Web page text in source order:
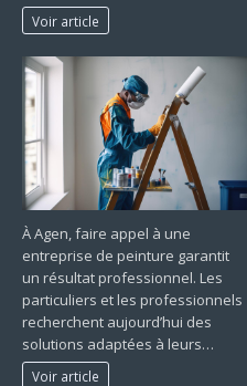
Voir article
À Agen, faire appel à une
entreprise de peinture garantit
un résultat professionnel. Les
particuliers et les professionnels
recherchent aujourd’hui des
solutions adaptées à leurs…
Voir article